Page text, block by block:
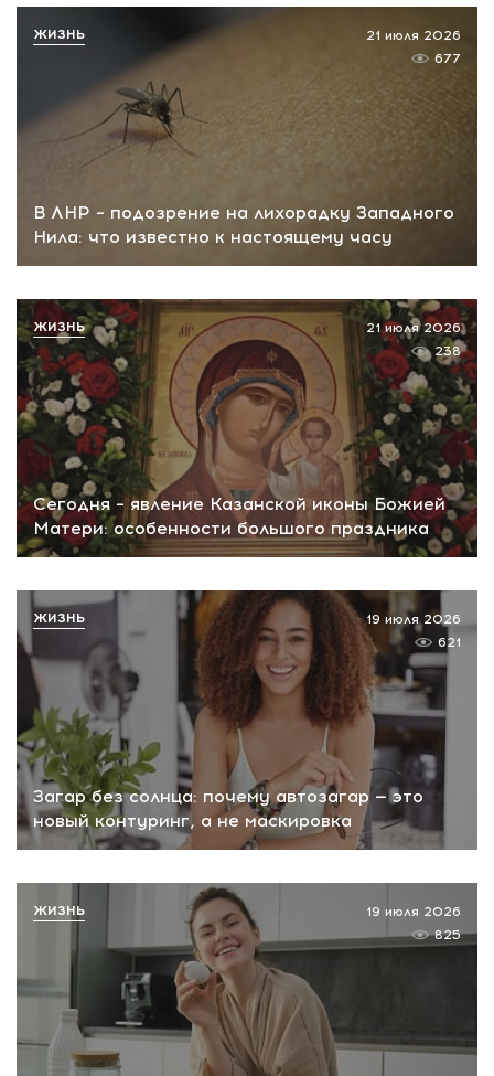
В ЛНР – подозрение на лихорадку Западного
Нила: что известно к настоящему часу
21 июля 2026
677
ЖИЗНЬ
Сегодня – явление Казанской иконы Божией
Матери: особенности большого праздника
21 июля 2026
238
ЖИЗНЬ
Загар без солнца: почему автозагар — это
новый контуринг, а не маскировка
19 июля 2026
621
ЖИЗНЬ
19 июля 2026
825
ЖИЗНЬ